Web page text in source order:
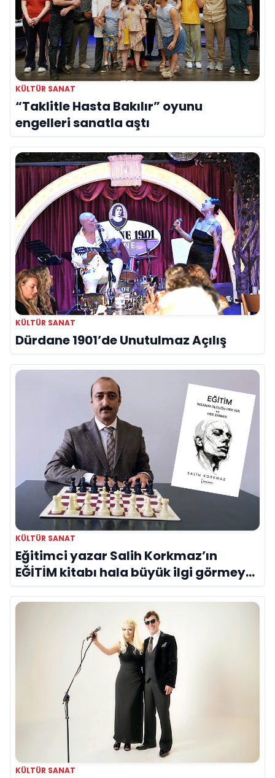
KÜLTÜR SANAT
“Taklitle Hasta Bakılır” oyunu
engelleri sanatla aştı
KÜLTÜR SANAT
Dürdane 1901’de Unutulmaz Açılış
KÜLTÜR SANAT
Eğitimci yazar Salih Korkmaz’ın
EĞİTİM kitabı hala büyük ilgi görmeye
devam ediyor
KÜLTÜR SANAT